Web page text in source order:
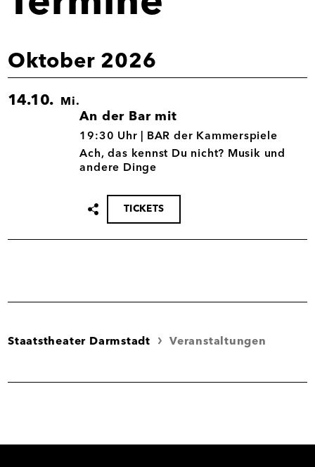
Oktober 2026
14.10. Mi.
An der Bar mit
14.10.
19:30 Uhr |
BAR der Kammerspiele
Ach, das kennst Du nicht? Musik und
andere Dinge
Termin
teilen
TICKETS
Staatstheater Darmstadt Veranstaltungen